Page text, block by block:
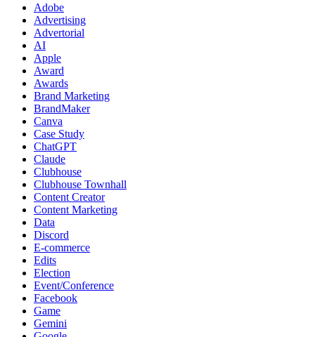
Adobe
Advertising
Advertorial
AI
Apple
Award
Awards
Brand Marketing
BrandMaker
Canva
Case Study
ChatGPT
Claude
Clubhouse
Clubhouse Townhall
Content Creator
Content Marketing
Data
Discord
E-commerce
Edits
Election
Event/Conference
Facebook
Game
Gemini